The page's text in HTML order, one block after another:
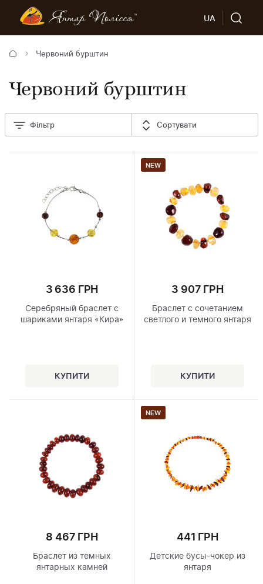
UA
Червоний бурштин
Червоний бурштин
Фільтр Сортувати
3 636 ГРН
Серебряный браслет с
шариками янтаря «Кира»
NEW
3 907 ГРН
Браслет с сочетанием
светлого и темного янтаря
8 467 ГРН
Браслет из темных
янтарных камней
NEW
441 ГРН
Детские бусы-чокер из
янтаря